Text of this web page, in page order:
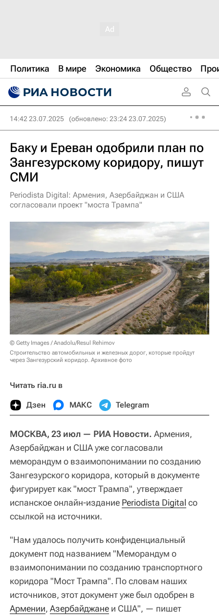
Политика В мире Экономика Общество
14:42 23.07.2025 (обновлено: 23:24 23.07.2025)
Баку и Ереван одобрили план по
Зангезурскому коридору, пишут
СМИ
Periodista Digital: Армения, Азербайджан и США
согласовали проект "моста Трампа"
© Getty Images / Anadolu/Resul Rehimov
Строительство автомобильных и железных дорог, которые пройдут
через Зангезурский коридор. Архивное фото
Читать ria.ru в
Дзен МАКС Telegram
МОСКВА, 23 июл — РИА Новости. Армения,
Азербайджан и США уже согласовали
меморандум о взаимопонимании по созданию
Зангезурского коридора, который в документе
фигурирует как "мост Трампа", утверждает
испанское онлайн-издание Periodista Digital со
ссылкой на источники.
"Нам удалось получить конфиденциальный
документ под названием "Меморандум о
взаимопонимании по созданию транспортного
коридора "Мост Трампа". По словам наших
источников, этот документ уже был одобрен в
Армении, Азербайджане и США", — пишет